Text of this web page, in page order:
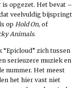
opgezet. Het bevat –
veelvuldig bijspringt
op Hold On, of
Animals.
zich tussen
serieuzere muziek en
nummer. Het meest
het hier vast niet